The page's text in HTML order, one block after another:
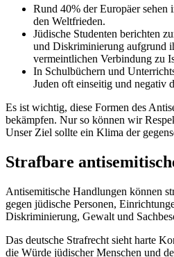
Rund 40% der Europäer
den Weltfrieden.
Jüdische Studenten berichten
und Diskriminierung aufgrund
vermeintlichen Verbindung zu
In Schulbüchern und
Juden oft einseitig und negativ
Es ist wichtig, diese Formen des
bekämpfen. Nur so können wir
Unser Ziel sollte ein Klima der
Strafbare
Antisemitische Handlungen können
gegen jüdische Personen,
Diskriminierung, Gewalt und
Das deutsche Strafrecht sieht harte
die Würde jüdischer Menschen und